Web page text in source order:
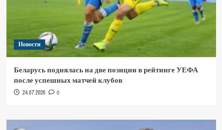
Новости
Беларусь поднялась на две позиции в рейтинге УЕФА
после успешных матчей клубов
24.07.2026 0